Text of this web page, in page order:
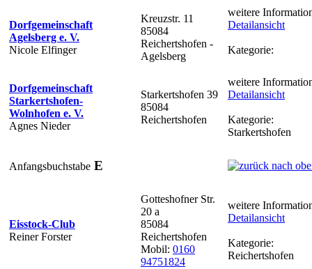
Dorfgemeinschaft
Agelsberg e. V.
Nicole Elfinger
Kreuzstr. 11
85084
Reichertshofen -
Agelsberg
weitere
Detailansicht
Kategorie:
Dorfgemeinschaft
Starkertshofen-
Wolnhofen e. V.
Agnes Nieder
Starkertshofen 39
85084
Reichertshofen
weitere
Detailansicht
Kategorie:
Starkertshofen
Anfangsbuchstabe E
Eisstock-Club
Reiner Forster
Gotteshofner Str.
20 a
85084
Reichertshofen
Mobil: 0160
94751824
weitere
Detailansicht
Kategorie:
Reichertshofen